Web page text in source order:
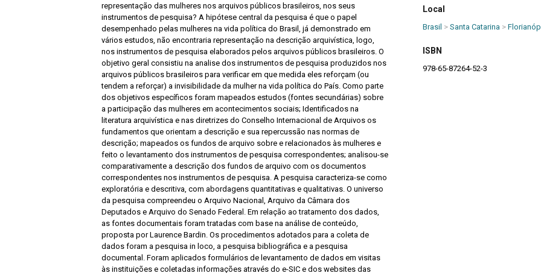
representação das mulheres nos arquivos públicos brasileiros, nos seus
instrumentos de pesquisa? A hipótese central da pesquisa é que o papel
desempenhado pelas mulheres na vida política do Brasil, já demonstrado em
vários estudos, não encontraria representação na descrição arquivística, logo,
nos instrumentos de pesquisa elaborados pelos arquivos públicos brasileiros. O
objetivo geral consistiu na analise dos instrumentos de pesquisa produzidos nos
arquivos públicos brasileiros para verificar em que medida eles reforçam (ou
tendem a reforçar) a invisibilidade da mulher na vida política do País. Como parte
dos objetivos específicos foram mapeados estudos (fontes secundárias) sobre
a participação das mulheres em acontecimentos sociais; Identificados na
literatura arquivística e nas diretrizes do Conselho Internacional de Arquivos os
fundamentos que orientam a descrição e sua repercussão nas normas de
descrição; mapeados os fundos de arquivo sobre e relacionados às mulheres e
feito o levantamento dos instrumentos de pesquisa correspondentes; analisou-se
comparativamente a descrição dos fundos de arquivo com os documentos
correspondentes nos instrumentos de pesquisa. A pesquisa caracteriza-se como
exploratória e descritiva, com abordagens quantitativas e qualitativas. O universo
da pesquisa compreendeu o Arquivo Nacional, Arquivo da Câmara dos
Deputados e Arquivo do Senado Federal. Em relação ao tratamento dos dados,
as fontes documentais foram tratadas com base na análise de conteúdo,
proposta por Laurence Bardin. Os procedimentos adotados para a coleta de
dados foram a pesquisa in loco, a pesquisa bibliográfica e a pesquisa
documental. Foram aplicados formulários de levantamento de dados em visitas
às instituições e coletadas informações através do e-SIC e dos websites das
Local
Brasil > Santa Catarina >
ISBN
978-65-87264-52-3